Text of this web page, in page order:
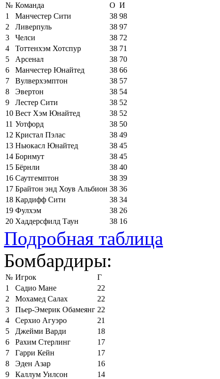
№ Команда О И
1
Манчестер Сити 38 98
2
Ливерпуль 38 97
3
Челси 38 72
4
Тоттенхэм Хотспур 38 71
5
Арсенал 38 70
6
Манчестер Юнайтед 38 66
7
Вулверхэмптон 38 57
8
Эвертон 38 54
9
Лестер Сити 38 52
10 Вест Хэм Юнайтед 38 52
11 Уотфорд 38 50
12 Кристал Пэлас 38 49
13 Ньюкасл Юнайтед 38 45
14 Борнмут 38 45
15 Бёрнли 38 40
16 Саутгемптон 38 39
17 Брайтон энд Хоув Альбион 38 36
18 Кардифф Сити 38 34
19 Фулхэм 38 26
20 Хаддерсфилд Таун 38 16
Подробная таблица
Бомбардиры:
№ Игрок
Г
1
Садио Мане
22
2
Мохамед Салах
22
3
Пьер-Эмерик Обамеянг 22
4
Серхио Агуэро
21
5
Джейми Варди
18
6
Рахим Стерлинг
17
7
Гарри Кейн
17
8
Эден Азар
16
9
Каллум Уилсон
14